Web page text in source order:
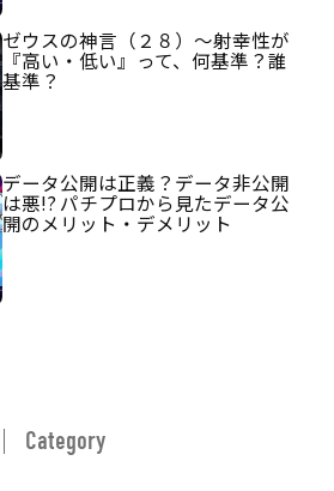
ゼウスの神言（２８）～射幸性が
『高い・低い』って、何基準？誰
基準？
データ公開は正義？データ非公開
は悪!? パチプロから見たデータ公
開のメリット・デメリット
Category